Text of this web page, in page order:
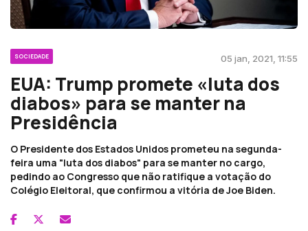
SOCIEDADE 05 jan, 2021, 11:55
EUA: Trump promete «luta dos
diabos» para se manter na
Presidência
O Presidente dos Estados Unidos prometeu na segunda-
feira uma "luta dos diabos" para se manter no cargo,
pedindo ao Congresso que não ratifique a votação do
Colégio Eleitoral, que confirmou a vitória de Joe Biden.